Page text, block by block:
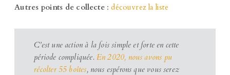
Autres points de collecte:découvrez la liste
C’est une action à la fois simple et forte en cette
période compliquée. En 2020, nous avons pu
récolter 55 boîtes, nous espérons que vous serez